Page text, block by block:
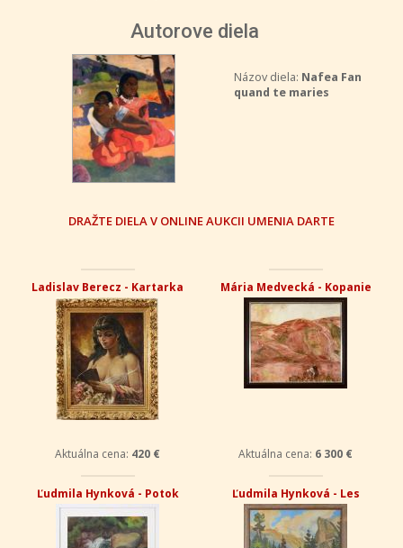
Autorove diela
Názov diela: Nafea Fan
quand te maries
DRAŽTE DIELA V ONLINE AUKCII UMENIA DARTE
Ladislav Berecz - Kartarka
Aktuálna cena: 420 €
Mária Medvecká - Kopanie
Aktuálna cena: 6 300 €
Ľudmila Hynková - Potok Ľudmila Hynková - Les